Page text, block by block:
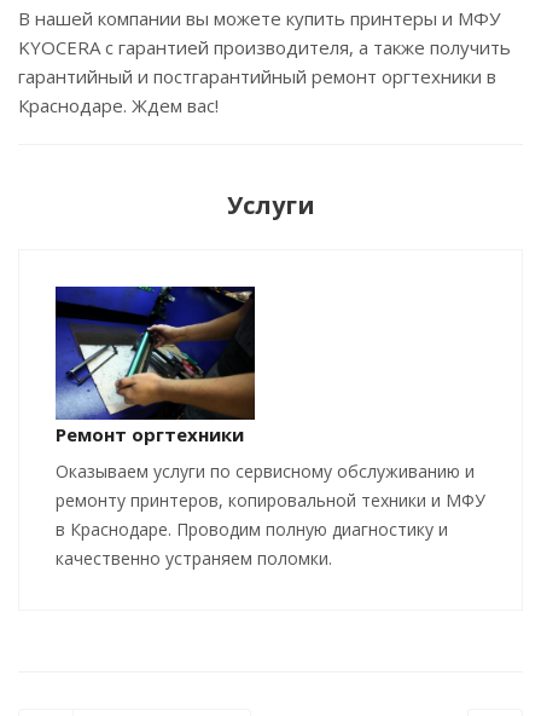
В нашей компании вы можете купить принтеры и МФУ
KYOCERA с гарантией производителя, а также получить
гарантийный и постгарантийный ремонт оргтехники в
Краснодаре. Ждем вас!
Услуги
Ремонт оргтехники
Оказываем услуги по сервисному обслуживанию и
ремонту принтеров, копировальной техники и МФУ
в Краснодаре. Проводим полную диагностику и
качественно устраняем поломки.